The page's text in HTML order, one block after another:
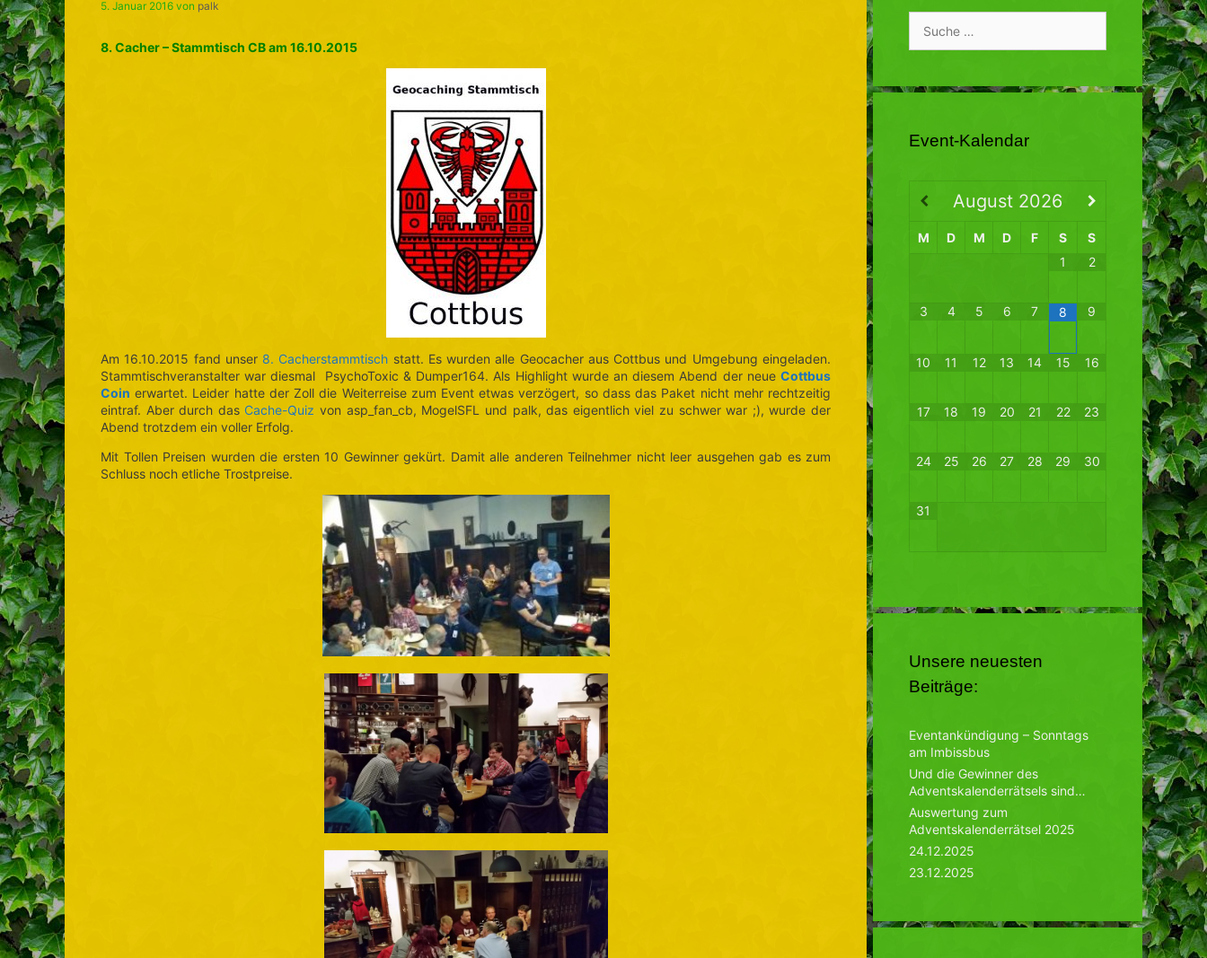
5. Januar 2016 von palk
8. Cacher – Stammtisch CB am 16.10.2015
Am 16.10.2015 fand unser 8. Cacherstammtisch statt. Es wurden alle Geocacher aus Cottbus und Umgebung eingeladen.
Stammtischveranstalter war diesmal PsychoToxic & Dumper164. Als Highlight wurde an diesem Abend der neue Cottbus
Coin erwartet. Leider hatte der Zoll die Weiterreise zum Event etwas verzögert, so dass das Paket nicht mehr rechtzeitig
eintraf. Aber durch dasCache-Quiz von asp_fan_cb, MogelSFL und palk, das eigentlich viel zu schwer war ;), wurde der
Abend trotzdem ein voller Erfolg.
Mit Tollen Preisen wurden die ersten 10 Gewinner gekürt. Damit alle anderen Teilnehmer nicht leer ausgehen gab es zum
Schluss noch etliche Trostpreise.
nach:
Event-Kalendar
August 2026
M D M D F S
S
1
2
3 4 5 6 7 8 9
10 11 12 13 14 15 16
17 18 19 20 21 22 23
24 25 26 27 28 29 30
31
Unsere neuesten
Beiträge:
Eventankündigung – Sonntags
am Imbissbus
Und die Gewinner des
Adventskalenderrätsels sind…
Auswertung zum
Adventskalenderrätsel 2025
24.12.2025
23.12.2025